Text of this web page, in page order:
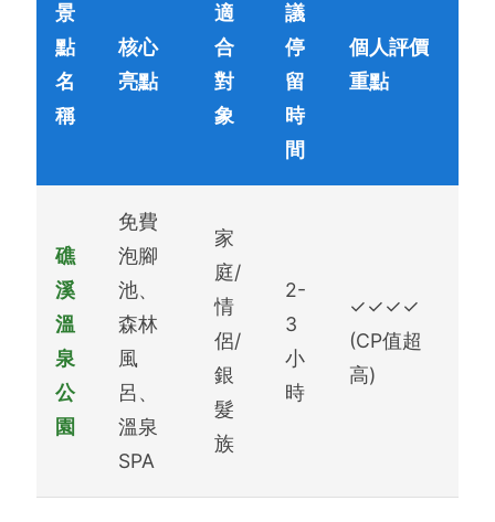
景
點
名
稱
核心
亮點
適
合
對
象
議
停
留
時
間
個人評價
重點
礁
溪
溫
泉
公
園
免費
泡腳
池、
森林
風
呂、
溫泉
SPA
家
庭/
情
侶/
銀
髮
族
2-
3
小
時
✓✓✓✓
(CP值超
高)